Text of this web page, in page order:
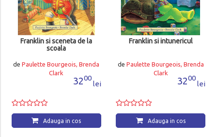
Franklin si sceneta de la
scoala
dePaulette Bourgeois, Brenda
Clark
3200
lei
Adauga in cos
Franklin si intunericul
de Paulette Bourgeois, Brenda
Clark
3200
lei
Adauga in cos